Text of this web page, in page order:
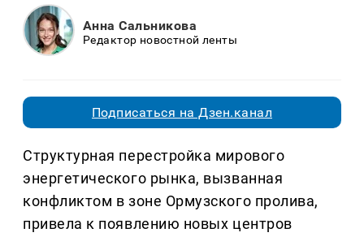
Анна Сальникова
Редактор новостной ленты
Подписаться на Дзен.канал
Структурная перестройка мирового
энергетического рынка, вызванная
конфликтом в зоне Ормузского пролива,
привела к появлению новых центров